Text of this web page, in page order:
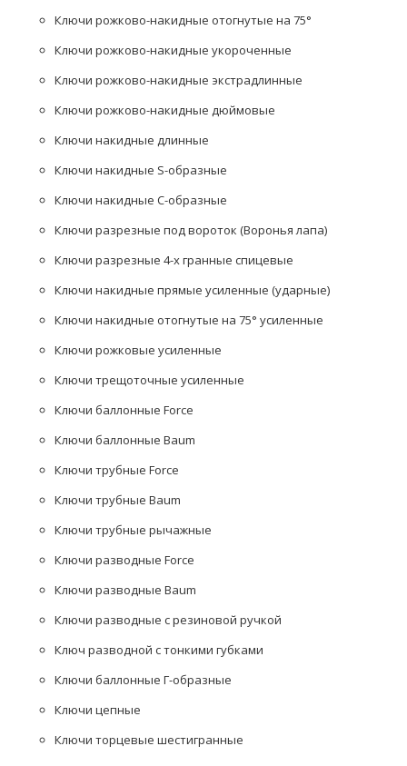
Ключи рожково-накидные отогнутые на 75°
Ключи рожково-накидные укороченные
Ключи рожково-накидные экстрадлинные
Ключи рожково-накидные дюймовые
Ключи накидные длинные
Ключи накидные S-образные
Ключи накидные C-образные
Ключи разрезные под вороток (Воронья лапа)
Ключи разрезные 4-х гранные спицевые
Ключи накидные прямые усиленные (ударные)
Ключи накидные отогнутые на 75° усиленные
Ключи рожковые усиленные
Ключи трещоточные усиленные
Ключи баллонные Force
Ключи баллонные Baum
Ключи трубные Force
Ключи трубные Baum
Ключи трубные рычажные
Ключи разводные Force
Ключи разводные Baum
Ключи разводные с резиновой ручкой
Ключ разводной с тонкими губками
Ключи баллонные Г-образные
Ключи цепные
Ключи торцевые шестигранные